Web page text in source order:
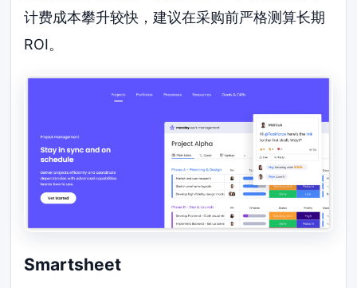
计费成本攀升较快，建议在采购前严格测算长期
ROI。
Smartsheet